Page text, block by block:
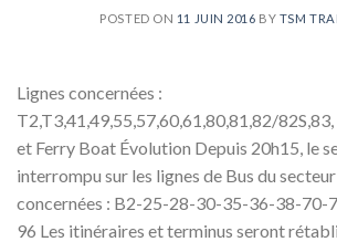
POSTED ON 11 JUIN 2016 BY TSM
Lignes concernées :
T2,T3,41,49,55,57,60,61,80,81,82/
et Ferry Boat Évolution Depuis 20h15, le
interrompu sur les lignes de Bus du
concernées : B2-25-28-30-35-36-38-70-
96 Les itinéraires et terminus seront